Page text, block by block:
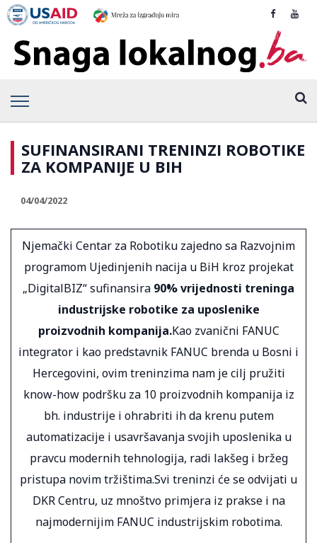
SUFINANSIRANI TRENINZI ROBOTIKE
ZA KOMPANIJE U BIH
04/04/2022
Njemački Centar za Robotiku zajedno sa Razvojnim
programom Ujedinjenih nacija u BiH kroz projekat
„DigitalBIZ“ sufinansira 90% vrijednosti treninga
industrijske robotike za uposlenike
proizvodnih kompanija.Kao zvanični FANUC
integrator i kao predstavnik FANUC brenda u Bosni i
Hercegovini, ovim treninzima nam je cilj pružiti
know-how podršku za 10 proizvodnih kompanija iz
bh. industrije i ohrabriti ih da krenu putem
automatizacije i usavršavanja svojih uposlenika u
pravcu modernih tehnologija, radi lakšeg i bržeg
pristupa novim tržištima.Svi treninzi će se odvijati u
DKR Centru, uz mnoštvo primjera iz prakse i na
najmodernijim FANUC industrijskim robotima.